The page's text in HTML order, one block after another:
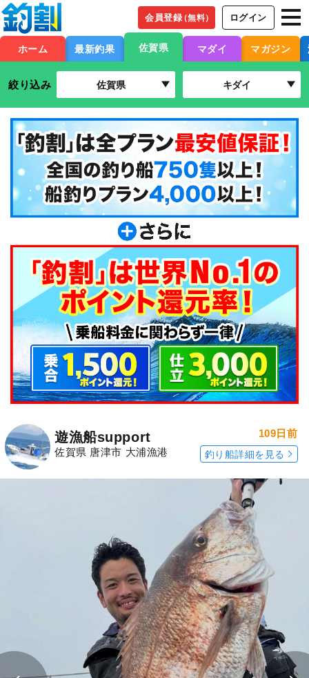
会員登録（無料） ログイン
ホーム 最新釣果 佐賀県 マダイ マガジン
絞り込み 佐賀県 キダイ
遊漁船support
佐賀県 唐津市 大浦漁港
109日前
釣り船詳細を見る